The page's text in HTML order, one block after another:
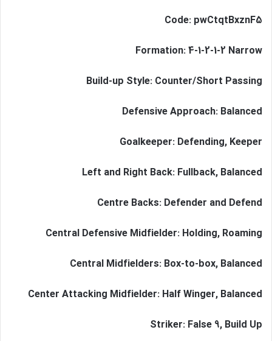
Code: pwCtqtBxznF5
Formation: 4-1-2-1-2 Narrow
Build-up Style: Counter/Short Passing
Defensive Approach: Balanced
Goalkeeper: Defending, Keeper
Left and Right Back: Fullback, Balanced
Centre Backs: Defender and Defend
Central Defensive Midfielder: Holding, Roaming
Central Midfielders: Box-to-box, Balanced
Center Attacking Midfielder: Half Winger, Balanced
Striker: False 9, Build Up